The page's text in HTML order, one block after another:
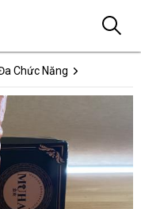
Chức Năng